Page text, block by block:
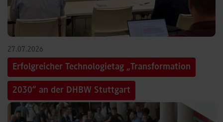
27.07.2026
Erfolgreicher Technologietag „Transformation
2030“ an der DHBW Stuttgart